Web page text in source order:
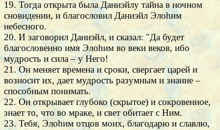
19. Тогда открыта была Даниэйлу тайна в ночном
сновидении, и благословил Даниэйл Элоhим
небесного.
20. И заговорил Даниэйл, и сказал: "Да будет
благословенно имя Элоhим во веки веков, ибо
мудрость и сила – у Него!
21. Он меняет времена и сроки, свергает царей и
возносит их, дает мудрость разумным и знание –
способным понимать.
22. Он открывает глубоко (скрытое) и сокровенное,
знает то, что во мраке, и свет обитает с Ним.
23. Тебя, Элоhим отцов моих, благодарю и славлю,